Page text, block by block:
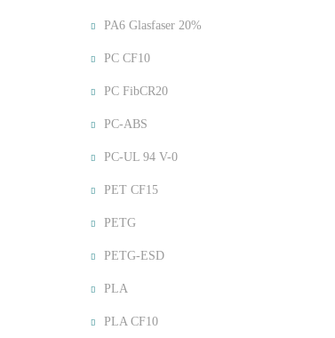
PA6 Glasfaser 20%
PC CF10
PC FibCR20
PC-ABS
PC-UL 94 V-0
PET CF15
PETG
PETG-ESD
PLA
PLA CF10